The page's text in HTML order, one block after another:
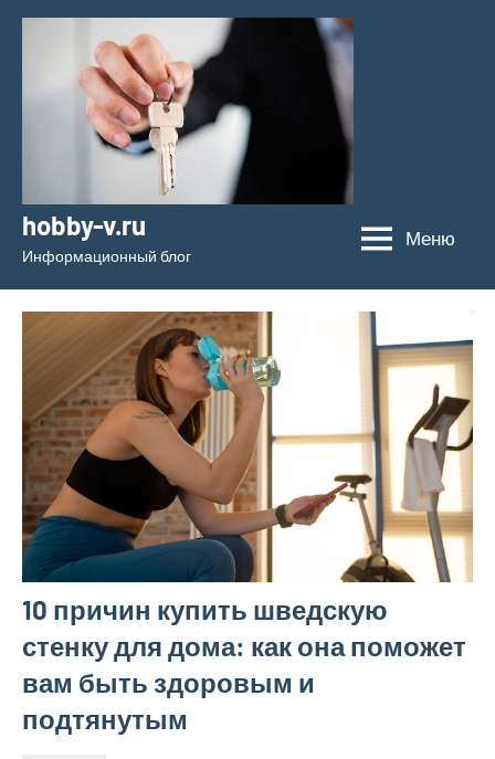
Перейти
содержимому
hobby-v.ru
Информационный блог
Меню
10 причин купить шведскую
стенку для дома: как она поможет
вам быть здоровым и
подтянутым